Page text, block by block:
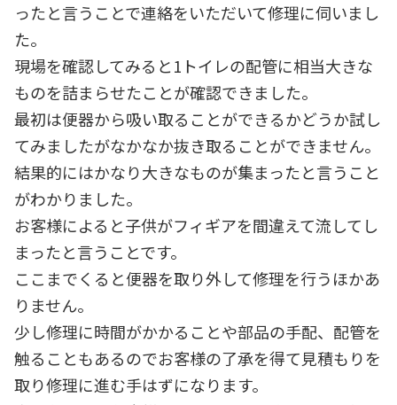
ったと言うことで連絡をいただいて修理に伺いまし
た。
現場を確認してみると1トイレの配管に相当大きな
ものを詰まらせたことが確認できました。
最初は便器から吸い取ることができるかどうか試し
てみましたがなかなか抜き取ることができません。
結果的にはかなり大きなものが集まったと言うこと
がわかりました。
お客様によると子供がフィギアを間違えて流してし
まったと言うことです。
ここまでくると便器を取り外して修理を行うほかあ
りません。
少し修理に時間がかかることや部品の手配、配管を
触ることもあるのでお客様の了承を得て見積もりを
取り修理に進む手はずになります。